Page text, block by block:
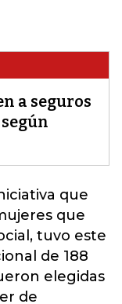
a seguros
que
que
tuvo este
de 188
elegidas
de